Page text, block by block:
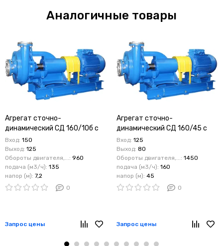
Аналогичные товары
Агрегат сточно-
динамический СД 160/10б с
дв. 7,5 кВт
Вход: 150
Выход: 125
Обороты двигателя,...: 960
подача (м3/ч): 135
напор (м): 7,2
0
Запрос цены
Агрегат сточно-
динамический СД 160/45 с
дв. 37 кВт
Вход: 125
Выход: 80
Обороты двигателя,...: 1450
подача (м3/ч): 160
напор (м): 45
0
Запрос цены